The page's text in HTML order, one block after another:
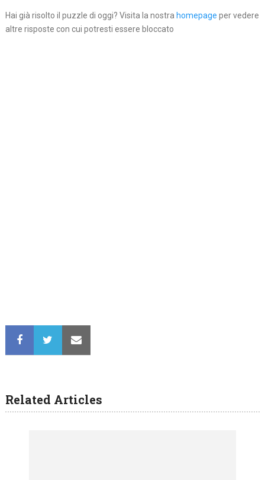
Hai già risolto il puzzle di oggi? Visita la nostra homepage per vedere
altre risposte con cui potresti essere bloccato
Related Articles